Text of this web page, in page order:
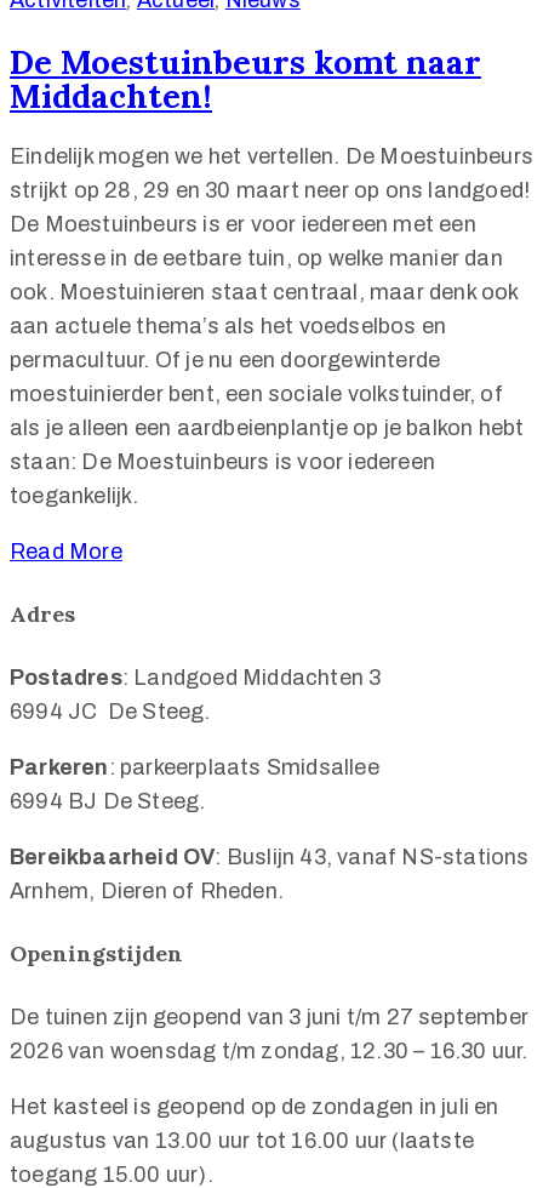
De Moestuinbeurs komt naar
Middachten!
Eindelijk mogen we het vertellen. De Moestuinbeurs
strijkt op 28, 29 en 30 maart neer op ons landgoed!
De Moestuinbeurs is er voor iedereen met een
interesse in de eetbare tuin, op welke manier dan
ook. Moestuinieren staat centraal, maar denk ook
aan actuele thema’s als het voedselbos en
permacultuur. Of je nu een doorgewinterde
moestuinierder bent, een sociale volkstuinder, of
als je alleen een aardbeienplantje op je balkon hebt
staan: De Moestuinbeurs is voor iedereen
toegankelijk.
Read More
Adres
Postadres: Landgoed Middachten 3
6994 JC De Steeg.
Parkeren : parkeerplaats Smidsallee
6994 BJ De Steeg.
Bereikbaarheid OV: Buslijn 43, vanaf NS-stations
Arnhem, Dieren of Rheden.
Openingstijden
De tuinen zijn geopend van 3 juni t/m 27 september
2026 van woensdag t/m zondag, 12.30 – 16.30 uur.
Het kasteel is geopend op de zondagen in juli en
augustus van 13.00 uur tot 16.00 uur (laatste
toegang 15.00 uur).